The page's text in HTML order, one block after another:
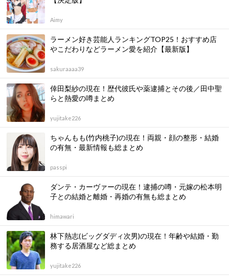
Aimy
ラーメン好き芸能人ランキングTOP25！おすすめ店
やこだわりなどラーメン愛を紹介【最新版】
sakuraaaa39
倖田梨紗の現在！歴代彼氏や薬逮捕とその後／田中聖
らと熱愛の噂まとめ
yujitake226
ちゃんもも(竹内桃子)の現在！両親・顔の整形・結婚
の有無・最新情報も総まとめ
passpi
ダンテ・カーヴァーの現在！逮捕の噂・元嫁の松本明
子との結婚と離婚・再婚の有無も総まとめ
himawari
林下熱志(ビッグダディ次男)の現在！年齢や結婚・勤
務する居酒屋など総まとめ
yujitake226